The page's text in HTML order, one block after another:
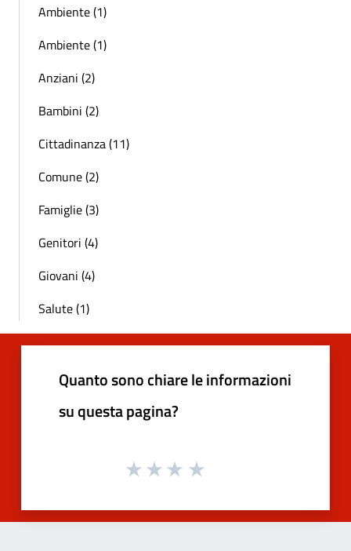
Ambiente (1)
Ambiente (1)
Anziani (2)
Bambini (2)
Cittadinanza (11)
Comune (2)
Famiglie (3)
Genitori (4)
Giovani (4)
Salute (1)
Quanto sono chiare le informazioni
su questa pagina?